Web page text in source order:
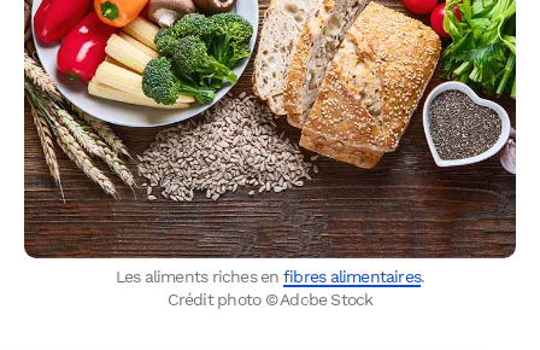
Les aliments riches enfibres alimentaires.
Crédit photo © Adobe Stock